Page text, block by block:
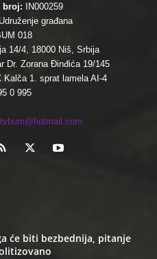
broj:
IN000259
Udruženje građana
018
14/4, 18000 Niš, Srbija
Dr. Zorana Đinđića 19/145
Kalča 1. sprat lamela AI-4
0 995
će biti bezbednija, pitanje